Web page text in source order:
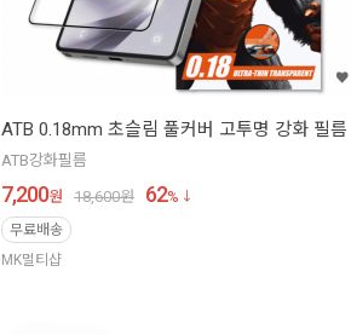
ATB 0.18mm 초슬림 풀커버 고투명 강화 필름
ATB강화필름
7,200원 18,600원 62%
무료배송
MK멀티샵